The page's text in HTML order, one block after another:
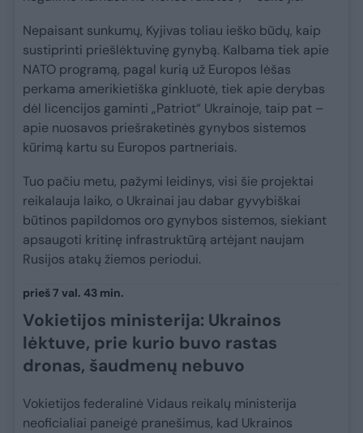
Nepaisant sunkumų, Kyjivas toliau ieško būdų, kaip
sustiprinti priešlėktuvinę gynybą. Kalbama tiek apie
NATO programą, pagal kurią už Europos lėšas
perkama amerikietiška ginkluotė, tiek apie derybas
dėl licencijos gaminti „Patriot“ Ukrainoje, taip pat –
apie nuosavos priešraketinės gynybos sistemos
kūrimą kartu su Europos partneriais.
Tuo pačiu metu, pažymi leidinys, visi šie projektai
reikalauja laiko, o Ukrainai jau dabar gyvybiškai
būtinos papildomos oro gynybos sistemos, siekiant
apsaugoti kritinę infrastruktūrą artėjant naujam
Rusijos atakų žiemos periodui.
prieš 7 val. 43 min.
Vokietijos ministerija: Ukrainos
lėktuve, prie kurio buvo rastas
dronas, šaudmenų nebuvo
Vokietijos federalinė Vidaus reikalų ministerija
neoficialiai paneigė pranešimus, kad Ukrainos